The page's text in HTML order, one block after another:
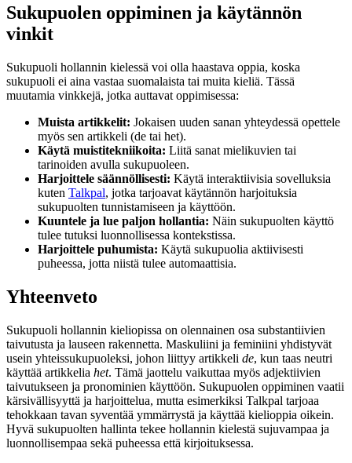
Sukupuolen oppiminen ja käytännön
vinkit
Sukupuoli hollannin kielessä voi olla haastava oppia, koska
sukupuoli ei aina vastaa suomalaista tai muita kieliä. Tässä
muutamia vinkkejä, jotka auttavat oppimisessa:
Muista artikkelit: Jokaisen uuden sanan yhteydessä opettele
myös sen artikkeli (de tai het).
Käytä muistitekniikoita: Liitä sanat mielikuvien tai
tarinoiden avulla sukupuoleen.
Harjoittele säännöllisesti: Käytä interaktiivisia sovelluksia
kuten Talkpal, jotka tarjoavat käytännön harjoituksia
sukupuolten tunnistamiseen ja käyttöön.
Kuuntele ja lue paljon hollantia: Näin sukupuolten käyttö
tulee tutuksi luonnollisessa kontekstissa.
Harjoittele puhumista: Käytä sukupuolia aktiivisesti
puheessa, jotta niistä tulee automaattisia.
Yhteenveto
Sukupuoli hollannin kieliopissa on olennainen osa substantiivien
taivutusta ja lauseen rakennetta. Maskuliini ja feminiini yhdistyvät
usein yhteissukupuoleksi, johon liittyy artikkeli de, kun taas neutri
käyttää artikkelia het. Tämä jaottelu vaikuttaa myös adjektiivien
taivutukseen ja pronominien käyttöön. Sukupuolen oppiminen vaatii
kärsivällisyyttä ja harjoittelua, mutta esimerkiksi Talkpal tarjoaa
tehokkaan tavan syventää ymmärrystä ja käyttää kielioppia oikein.
Hyvä sukupuolten hallinta tekee hollannin kielestä sujuvampaa ja
luonnollisempaa sekä puheessa että kirjoituksessa.